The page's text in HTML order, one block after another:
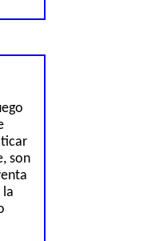
, son
la